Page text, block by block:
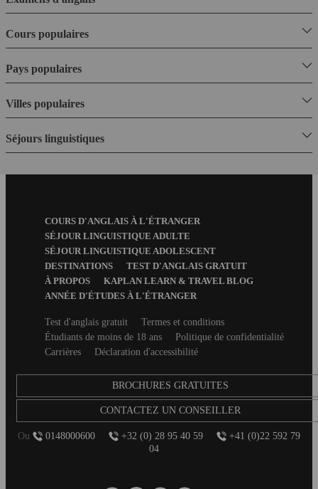
Cours populaires
Pays populaires
Villes populaires
Séjours linguistiques
FooterCOURS D'ANGLAIS À L'ÉTRANGER
SÉJOUR LINGUISTIQUE ADULTE
SÉJOUR LINGUISTIQUE ADOLESCENT
DESTINATIONS
TEST D'ANGLAIS GRATUIT
À PROPOS
KAPLAN LEARN & TRAVEL BLOG
ANNÉE D'ÉTUDES À L'ÉTRANGER
SecondaryTest d'anglais gratuit
Termes et conditions
Étudiants de moins de 18 ans
Politique de confidentialité
Carrières
Déclaration d'accessibilité
BROCHURES GRATUITES
CONTACTEZ UN CONSEILLER
Ou 0148000600 +32 (0) 28 95 40 59
+41 (0)22 592 79
04